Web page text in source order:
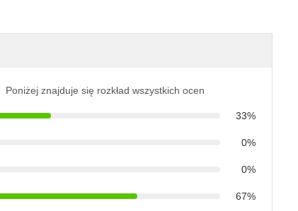
Poniżej znajduje się rozkład wszystkich ocen
33%
0%
0%
67%